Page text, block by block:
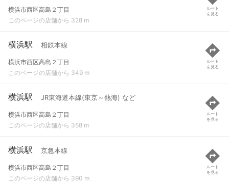
横浜市西区高島２丁目
このページの店舗から 328 m
ルート
を見る
横浜駅 相鉄本線
横浜市西区高島２丁目
このページの店舗から 349 m
ルート
を見る
横浜駅 JR東海道本線(東京～熱海) など
横浜市西区高島２丁目
このページの店舗から 358 m
ルート
を見る
横浜駅 京急本線
横浜市西区高島２丁目
このページの店舗から 390 m
ルート
を見る